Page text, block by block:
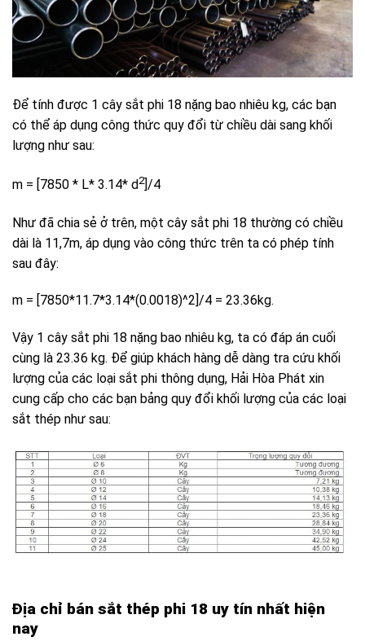
Để tính được 1 cây sắt phi 18 nặng bao nhiêu kg, các bạn
có thể áp dụng công thức quy đổi từ chiều dài sang khối
lượng như sau:
m = [7850 * L* 3.14* d2]/4
Như đã chia sẻ ở trên, một cây sắt phi 18 thường có chiều
dài là 11,7m, áp dụng vào công thức trên ta có phép tính
sau đây:
m = [7850*11.7*3.14*(0.0018)^2]/4 = 23.36kg.
Vậy 1 cây sắt phi 18 nặng bao nhiêu kg, ta có đáp án cuối
cùng là 23.36 kg. Để giúp khách hàng dễ dàng tra cứu khối
lượng của các loại sắt phi thông dụng, Hải Hòa Phát xin
cung cấp cho các bạn bảng quy đổi khối lượng của các loại
sắt thép như sau:
Địa chỉ bán sắt thép phi 18 uy tín nhất hiện
nay